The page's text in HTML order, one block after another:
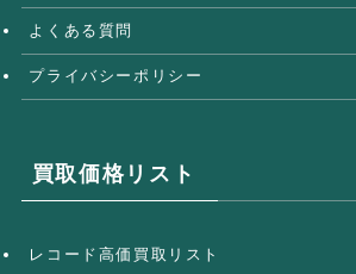
よくある質問
プライバシーポリシー
買取価格リスト
レコード高価買取リスト